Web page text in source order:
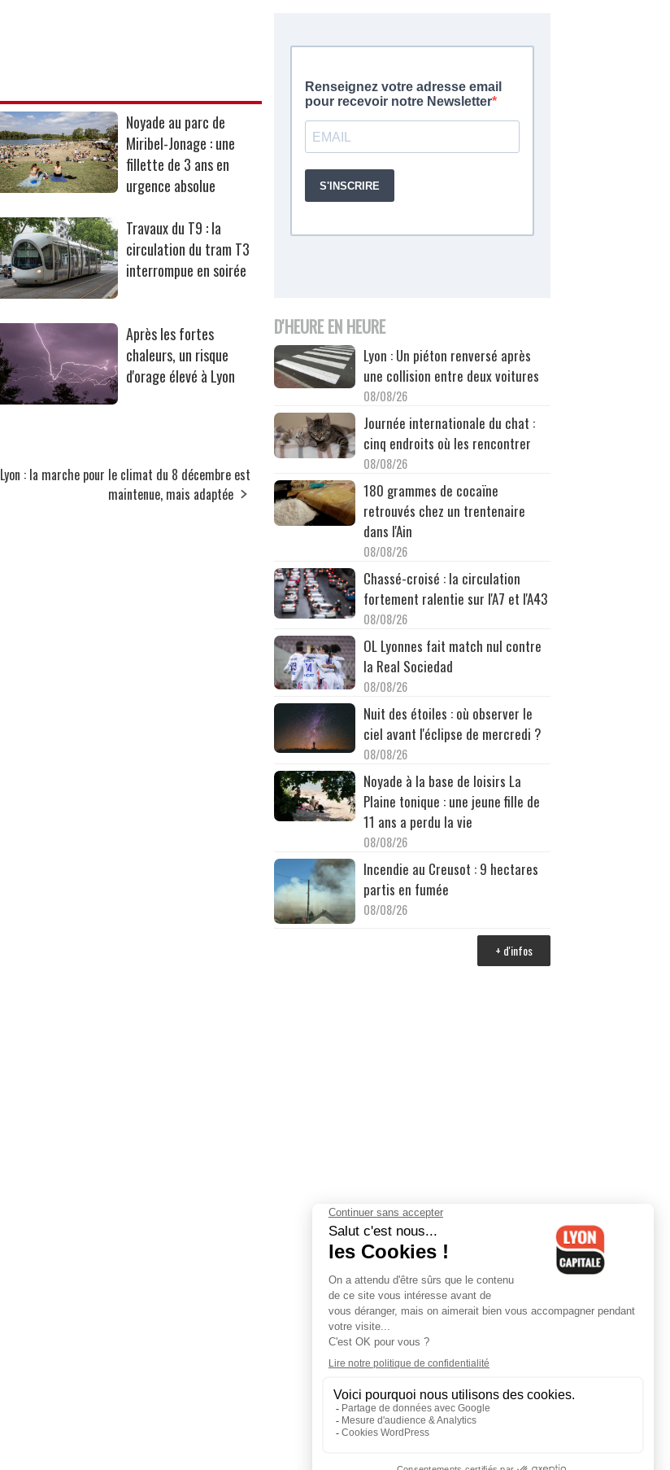
Noyade au parc de
Miribel-Jonage : une
fillette de 3 ans en
urgence absolue
Travaux du T9 : la
circulation du tram T3
interrompue en soirée
Après les fortes
chaleurs, un risque
d'orage élevé à Lyon
Lyon : la marche pour le climat du 8 décembre est
maintenue, mais adaptée
D'HEURE EN HEURE
Lyon : Un piéton renversé après
une collision entre deux voitures
08/08/26
Journée internationale du chat :
cinq endroits où les rencontrer
08/08/26
180 grammes de cocaïne
retrouvés chez un trentenaire
dans l'Ain
08/08/26
Chassé-croisé : la circulation
fortement ralentie sur l'A7 et l'A43
08/08/26
OL Lyonnes fait match nul contre
la Real Sociedad
08/08/26
Nuit des étoiles : où observer le
ciel avant l'éclipse de mercredi ?
08/08/26
Noyade à la base de loisirs La
Plaine tonique : une jeune fille de
11 ans a perdu la vie
08/08/26
Incendie au Creusot : 9 hectares
partis en fumée
08/08/26
+ d'infos